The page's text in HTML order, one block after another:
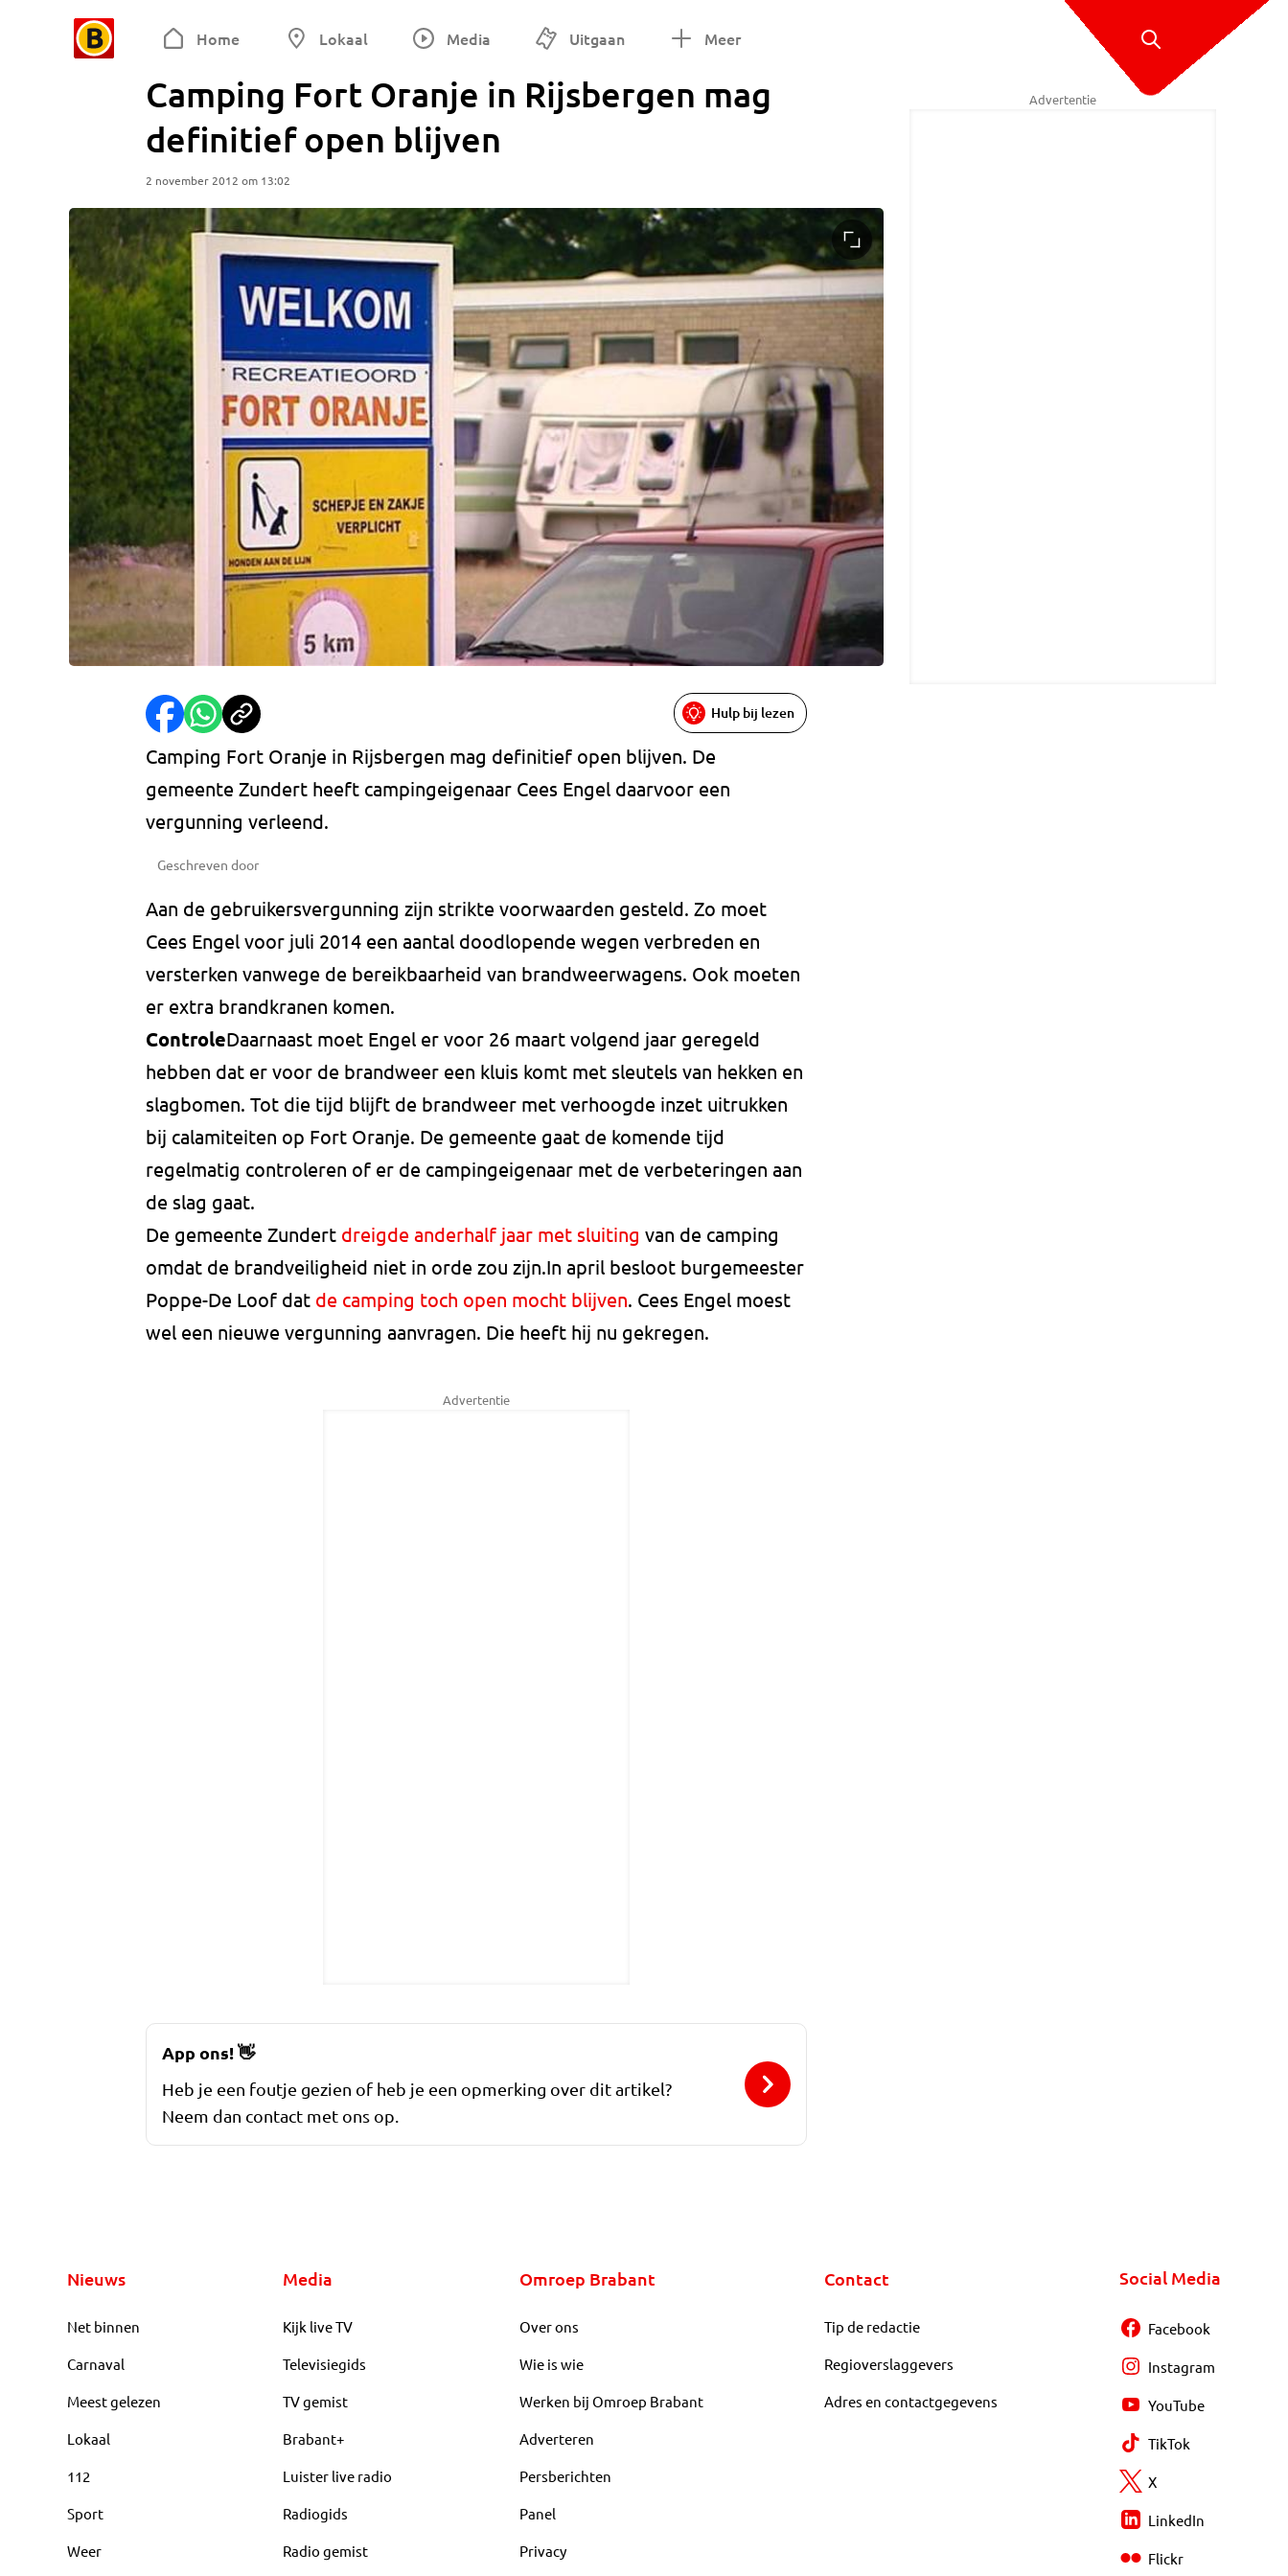
Home Lokaal Media Uitgaan Meer
Camping Fort Oranje in Rijsbergen mag
definitief open blijven
2 november 2012 om 13:02
Hulp bij lezen
Camping Fort Oranje in Rijsbergen mag definitief open blijven. De
gemeente Zundert heeft campingeigenaar Cees Engel daarvoor een
vergunning verleend.
Geschreven door
Aan de gebruikersvergunning zijn strikte voorwaarden gesteld. Zo moet
Cees Engel voor juli 2014 een aantal doodlopende wegen verbreden en
versterken vanwege de bereikbaarheid van brandweerwagens. Ook moeten
er extra brandkranen komen.
ControleDaarnaast moet Engel er voor 26 maart volgend jaar geregeld
hebben dat er voor de brandweer een kluis komt met sleutels van hekken en
slagbomen. Tot die tijd blijft de brandweer met verhoogde inzet uitrukken
bij calamiteiten op Fort Oranje. De gemeente gaat de komende tijd
regelmatig controleren of er de campingeigenaar met de verbeteringen aan
de slag gaat.
De gemeente Zundert dreigde anderhalf jaar met sluiting van de camping
omdat de brandveiligheid niet in orde zou zijn.In april besloot burgemeester
Poppe-De Loof dat de camping toch open mocht blijven. Cees Engel moest
wel een nieuwe vergunning aanvragen. Die heeft hij nu gekregen.
Advertentie
Advertentie
App ons!👋
Heb je een foutje gezien of heb je een opmerking over dit artikel?
Neem dan contact met ons op.
Nieuws
Net binnen
Carnaval
Meest gelezen
Lokaal
112
Sport
Weer
Media
Kijk live TV
Televisiegids
TV gemist
Brabant+
Luister live radio
Radiogids
Radio gemist
Omroep Brabant
Over ons
Wie is wie
Werken bij Omroep Brabant
Adverteren
Persberichten
Panel
Privacy
Contact
Tip de redactie
Regioverslaggevers
Adres en contactgegevens
Social Media
Facebook
Instagram
YouTube
TikTok
X
LinkedIn
Flickr